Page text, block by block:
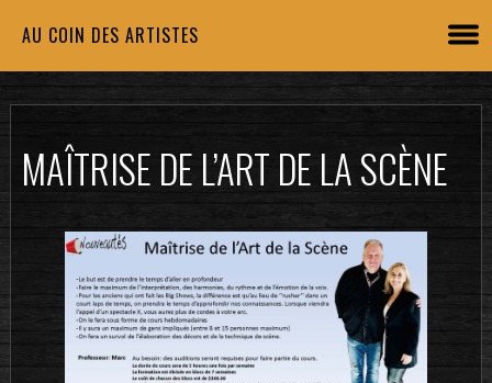
AU COIN DES ARTISTES
MAÎTRISE DE L’ART DE LA SCÈNE